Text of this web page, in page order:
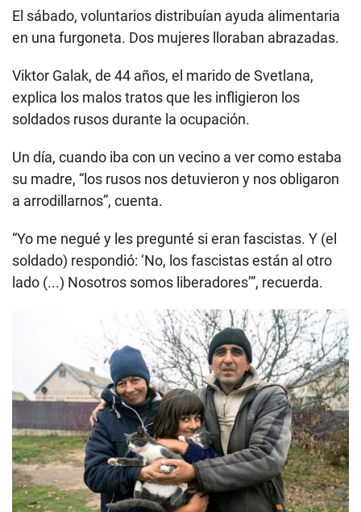
El sábado, voluntarios distribuían ayuda alimentaria
en una furgoneta. Dos mujeres lloraban abrazadas.
Viktor Galak, de 44 años, el marido de Svetlana,
explica los malos tratos que les infligieron los
soldados rusos durante la ocupación.
Un día, cuando iba con un vecino a ver como estaba
su madre, “los rusos nos detuvieron y nos obligaron
a arrodillarnos”, cuenta.
“Yo me negué y les pregunté si eran fascistas. Y (el
soldado) respondió: ‘No, los fascistas están al otro
lado (...) Nosotros somos liberadores’”, recuerda.